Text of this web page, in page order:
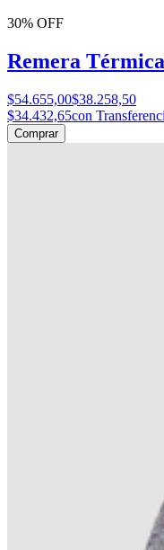
30% OFF
Remera
$54.655,00$38.258,50
$34.432,65con
Comprar